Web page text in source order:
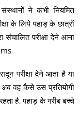
ने कभी नियमित
के लिये पहाड़ के छात्रों
संचालित परीक्षा देने आना
परीक्षा देने आता है या
अब वह कैसे उस प्रतियोगी
है. पहाड़ के गरीब बच्चे